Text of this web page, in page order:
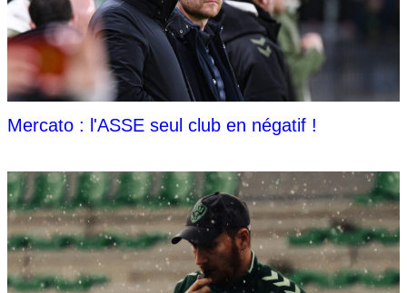
Mercato : l'ASSE seul club en négatif !